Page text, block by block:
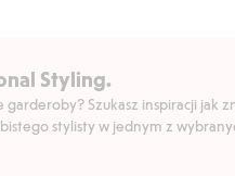
Styling.
Szukasz inspiracji jak
stylisty w jednym z